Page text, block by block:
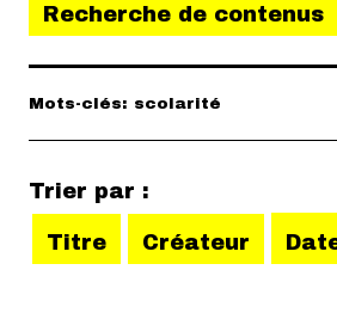
Recherche de contenus
Mots-clés: scolarité
Trier par :
Titre Créateur